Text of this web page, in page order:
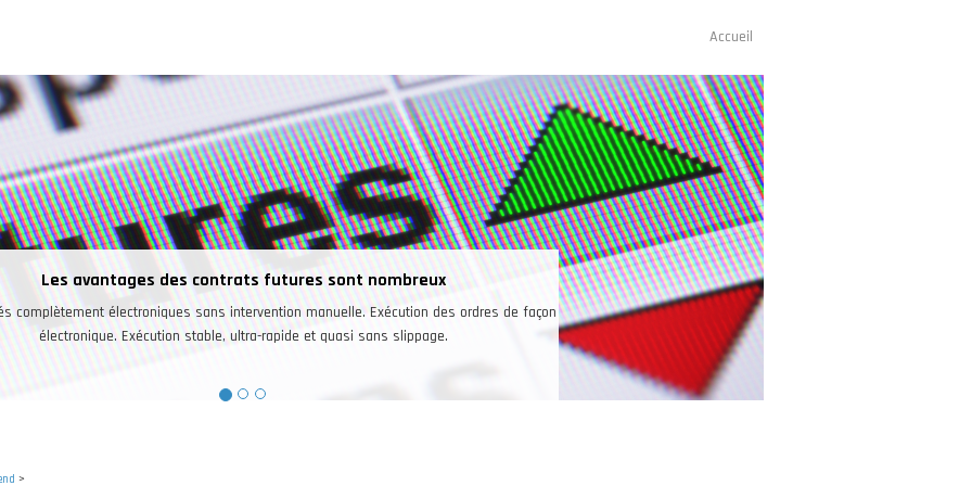
principale
Accueil
Une bonne raison pour trader les futures
Les investisseurs peuvent trader sur un seul et même compte les futures sur
marchés ainsi que sur le pétrole, l’or, l’argent, le café, le cacao, les
>